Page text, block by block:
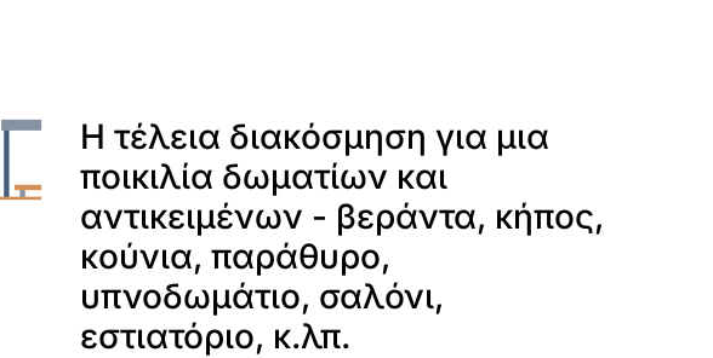
Η τέλεια διακόσμηση για μια
ποικιλία δωματίων και
αντικειμένων - βεράντα, κήπος,
κούνια, παράθυρο,
υπνοδωμάτιο, σαλόνι,
εστιατόριο, κ.λπ.